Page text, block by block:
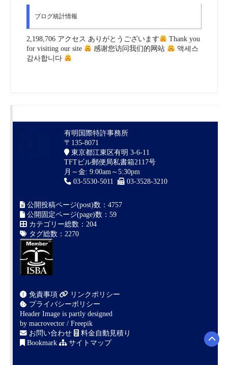
ブログ統計情報
2,198,706 アクセス ありがとうございます
Thank you
for visiting our site
感谢您访问我们的网站
액세스
감사합니다
有明国際特許事務所
〒135-8071
東京都江東区有明 3-6-11
TFTビル郵便局私書箱2117号
月～金: 9:00am～5:30pm
03-5530-5011
03-3528-3210
公開投稿ページ(post)数：4757
公開固定ページ(page)数：59
カテゴリー総数：204
タグ総数：2270
免責事項
リンクポリシー
プライバシーポリシー
Header Image is partly designed
by macrovector / Freepik
お問い合わせ
料金自動見積り
Bookmark
サイトマップ